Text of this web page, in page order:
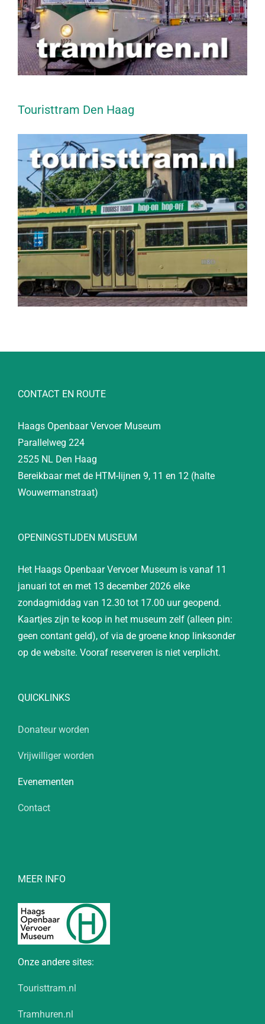
Touristtram Den Haag
CONTACT EN ROUTE
Haags Openbaar Vervoer Museum
Parallelweg 224
2525 NL Den Haag
Bereikbaar met de HTM-lijnen 9, 11 en 12 (halte
Wouwermanstraat)
OPENINGSTIJDEN MUSEUM
Het Haags Openbaar Vervoer Museum is vanaf 11
januari tot en met 13 december 2026 elke
zondagmiddag van 12.30 tot 17.00 uur geopend.
Kaartjes zijn te koop in het museum zelf (alleen pin:
geen contant geld), of via de groene knop linksonder
op de website. Vooraf reserveren is niet verplicht.
QUICKLINKS
Donateur worden
Vrijwilliger worden
Evenementen
Contact
MEER INFO
Onze andere sites:
Touristtram.nl
Tramhuren.nl